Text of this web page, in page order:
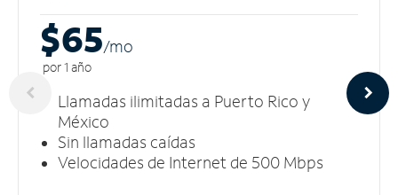
$65/mo
por 1 año
Llamadas ilimitadas a Puerto Rico y
México
Sin llamadas caídas
Velocidades de Internet de 500 Mbps